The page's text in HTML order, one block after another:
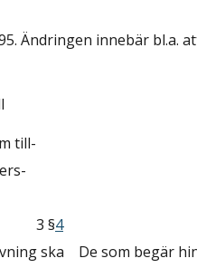
Ändringen innebär bl.a.
till-
3 §4
ska
De som begär